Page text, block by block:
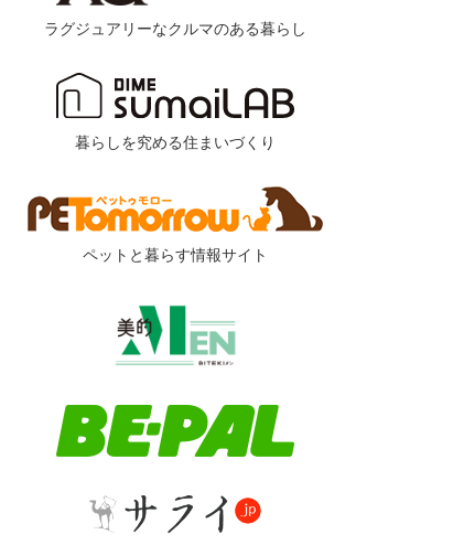
ラグジュアリーなクルマのある暮らし
暮らしを究める住まいづくり
ペットと暮らす情報サイト